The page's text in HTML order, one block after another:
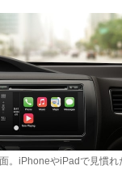
。iPhoneやiPadで見慣れ